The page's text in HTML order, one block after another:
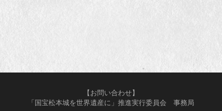
【お問い合わせ】
「国宝松本城を世界遺産に」推進実行委員会 事務局